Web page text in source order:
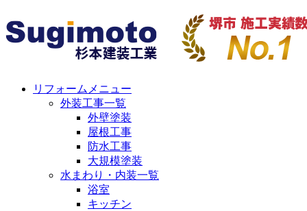
リフォームメニュー
外装工事一覧
外壁塗装
屋根工事
防水工事
大規模塗装
水まわり・内装一覧
浴室
キッチン